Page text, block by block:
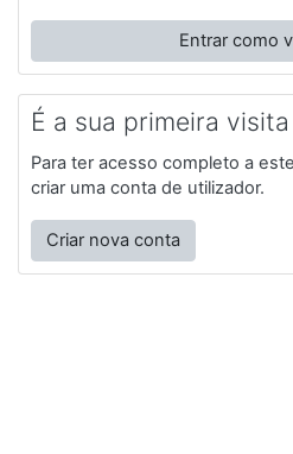
Entrar como
É a sua primeira
Para ter acesso completo a
criar uma conta de utilizador.
Criar nova conta